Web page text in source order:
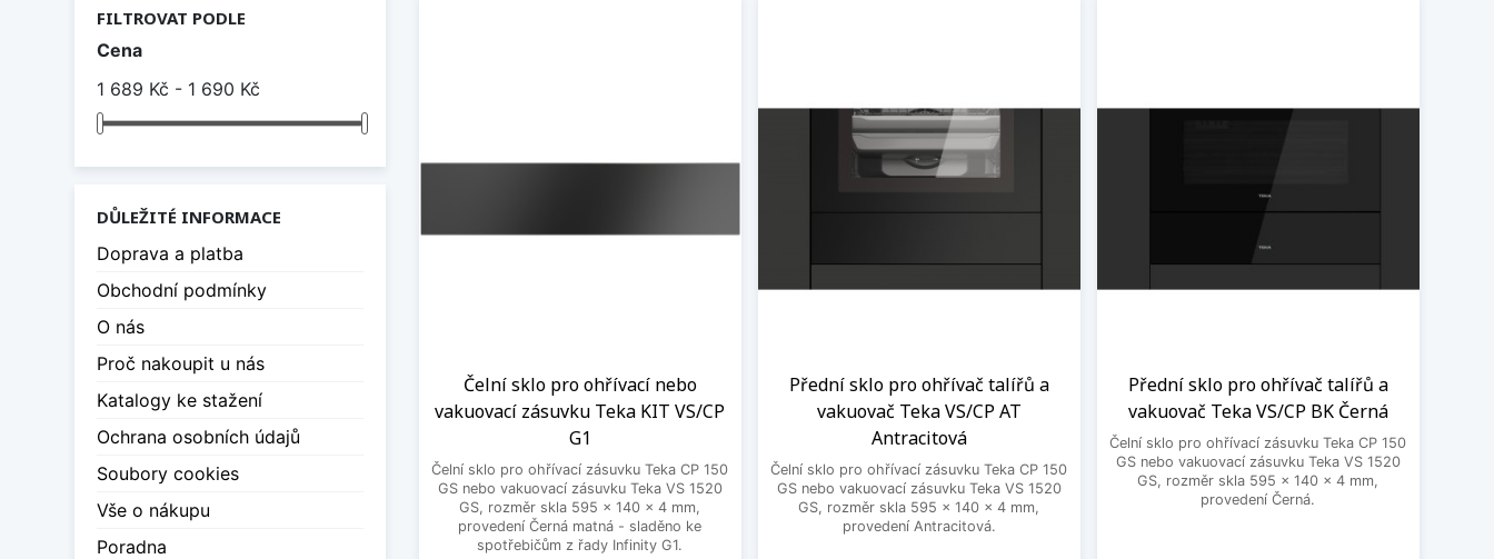
FILTROVAT PODLE
Cena
1 689 Kč - 1 690 Kč
DŮLEŽITÉ INFORMACE
Doprava a platba
Obchodní podmínky
O nás
Proč nakoupit u nás
Katalogy ke stažení
Ochrana osobních údajů
Soubory cookies
Vše o nákupu
Poradna
Čelní sklo pro ohřívací nebo
vakuovací zásuvku Teka KIT VS/CP
G1
Čelní sklo pro ohřívací zásuvku Teka CP 150
GS nebo vakuovací zásuvku Teka VS 1520
GS, rozměr skla 595 x 140 x 4 mm,
provedení Černá matná - sladěno ke
spotřebičům z řady Infinity G1.
Přední sklo pro ohřívač talířů a
vakuovač Teka VS/CP AT
Antracitová
Čelní sklo pro ohřívací zásuvku Teka CP 150
GS nebo vakuovací zásuvku Teka VS 1520
GS, rozměr skla 595 x 140 x 4 mm,
provedení Antracitová.
Přední sklo pro ohřívač talířů a
vakuovač Teka VS/CP BK Černá
Čelní sklo pro ohřívací zásuvku Teka CP 150
GS nebo vakuovací zásuvku Teka VS 1520
GS, rozměr skla 595 x 140 x 4 mm,
provedení Černá.